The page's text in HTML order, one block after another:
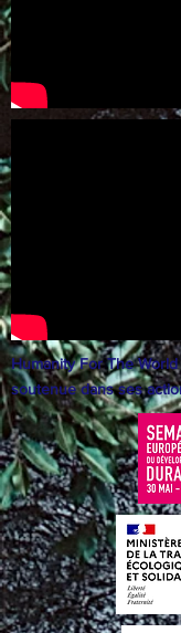
Humanity For The World
soutenue dans ses